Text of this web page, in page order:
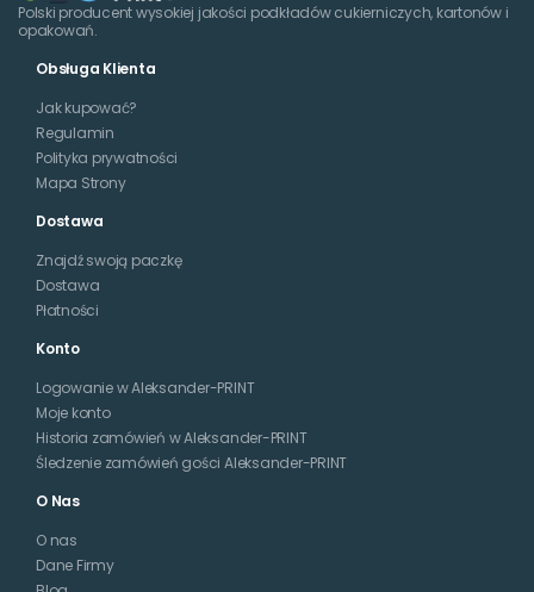
Polski producent wysokiej jakości podkładów cukierniczych, kartonów i
opakowań.
Obsługa Klienta
Jak kupować?
Regulamin
Polityka prywatności
Mapa Strony
Dostawa
Znajdź swoją paczkę
Dostawa
Płatności
Konto
Logowanie w Aleksander-PRINT
Moje konto
Historia zamówień w Aleksander-PRINT
Śledzenie zamówień gości Aleksander-PRINT
O Nas
O nas
Dane Firmy